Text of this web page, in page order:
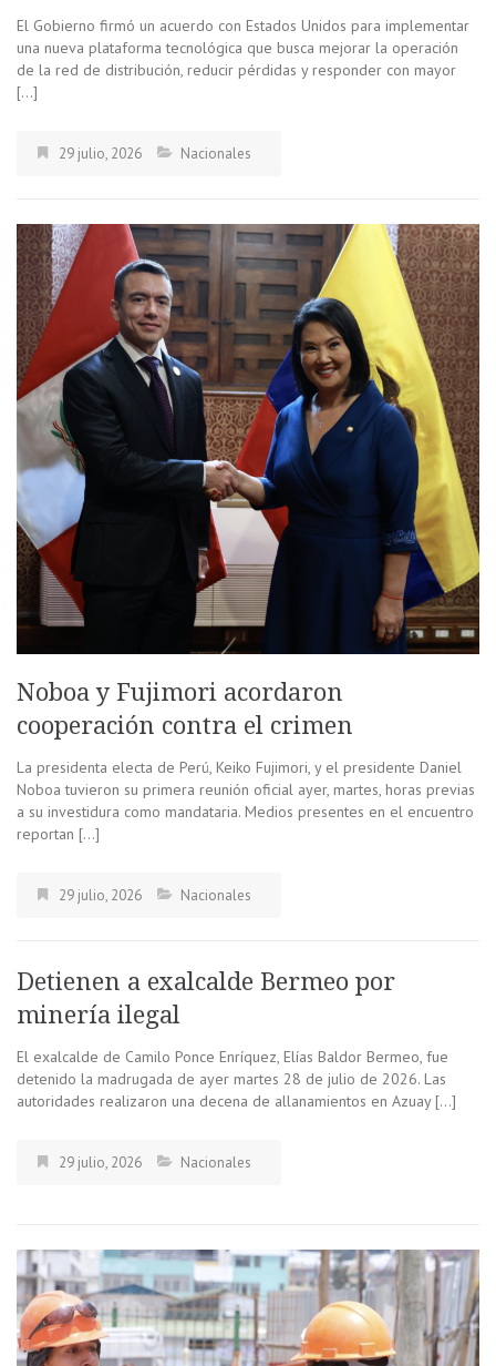
El Gobierno firmó un acuerdo con Estados Unidos para implementar
una nueva plataforma tecnológica que busca mejorar la operación
de la red de distribución, reducir pérdidas y responder con mayor
[…]
29 julio, 2026 Nacionales
Noboa y Fujimori acordaron
cooperación contra el crimen
La presidenta electa de Perú, Keiko Fujimori, y el presidente Daniel
Noboa tuvieron su primera reunión oficial ayer, martes, horas previas
a su investidura como mandataria. Medios presentes en el encuentro
reportan […]
29 julio, 2026 Nacionales
Detienen a exalcalde Bermeo por
minería ilegal
El exalcalde de Camilo Ponce Enríquez, Elías Baldor Bermeo, fue
detenido la madrugada de ayer martes 28 de julio de 2026. Las
autoridades realizaron una decena de allanamientos en Azuay […]
29 julio, 2026 Nacionales